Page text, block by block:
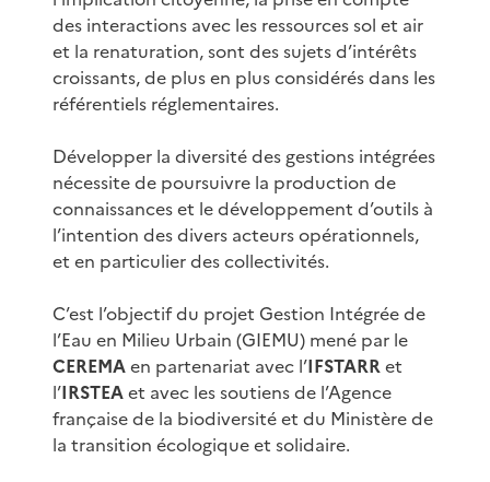
des interactions avec les ressources sol et air
et la renaturation, sont des sujets d’intérêts
croissants, de plus en plus considérés dans les
référentiels réglementaires.
Développer la diversité des gestions intégrées
nécessite de poursuivre la production de
connaissances et le développement d’outils à
l’intention des divers acteurs opérationnels,
et en particulier des collectivités.
C’est l’objectif du projet Gestion Intégrée de
l’Eau en Milieu Urbain (GIEMU) mené par le
CEREMAen partenariat avec l’IFSTARRet
l’IRSTEAet avec les soutiens de l’Agence
française de la biodiversité et du Ministère de
la transition écologique et solidaire.